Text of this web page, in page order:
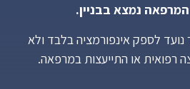
המרפאה נמצא בבניין.
לספק אינפורמציה בלבד ולא
רפואית או התייעצות במרפאה.